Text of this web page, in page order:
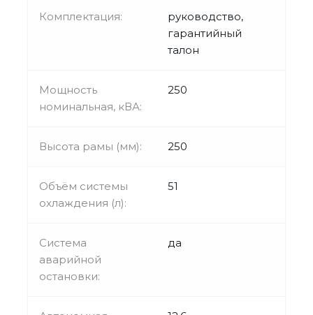
Комплектация:
руководство,
гарантийный
талон
Мощность
номинальная, кВА:
250
Высота рамы (мм): 250
Объём системы
охлаждения (л):
51
Система
аварийной
остановки:
да